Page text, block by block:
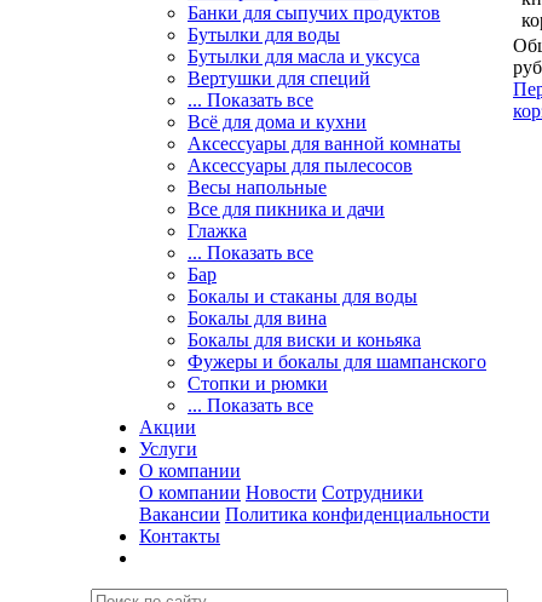
Банки для сыпучих продуктов
Бутылки для воды
Бутылки для масла и уксуса
Вертушки для специй
... Показать все
Всё для дома и кухни
Аксессуары для ванной комнаты
Аксессуары для пылесосов
Весы напольные
Все для пикника и дачи
Глажка
... Показать все
Бар
Бокалы и стаканы для воды
Бокалы для вина
Бокалы для виски и коньяка
Фужеры и бокалы для шампанского
Стопки и рюмки
... Показать все
Акции
Услуги
О компании
О компании Новости Сотрудники
Вакансии Политика конфиденциальности
Контакты